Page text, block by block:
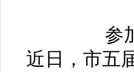
参
近日，市五